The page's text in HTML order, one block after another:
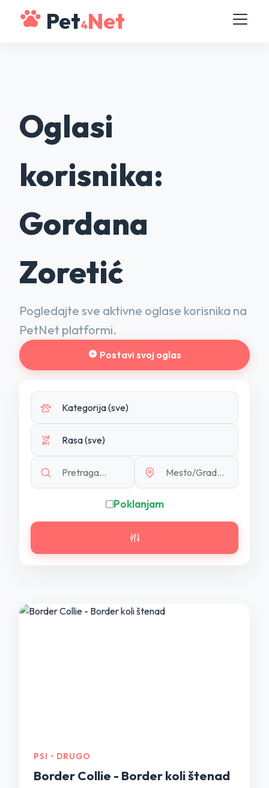
Pet4Net
Oglasi
korisnika:
Gordana
Zoretić
Pogledajte sve aktivne oglase korisnika na
PetNet platformi.
Postavi svoj oglas
Poklanjam
PSI • DRUGO
Border Collie - Border koli štenad